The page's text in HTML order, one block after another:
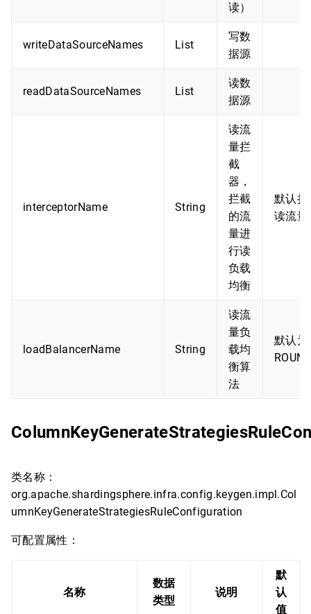
读）
writeDataSourceNames List
写数
据源
readDataSourceNames List
读数
据源
interceptorName String
读流
量拦
截
器，
拦截
的流
量进
行读
负载
均衡
默认
读流量
loadBalancerName String
读流
量负
载均
衡算
法
默认为
类名称：
org.apache.shardingsphere.infra.config.keygen.impl.Col
umnKeyGenerateStrategiesRuleConfiguration
可配置属性：
名称
数据
类型
说明
默
认
值